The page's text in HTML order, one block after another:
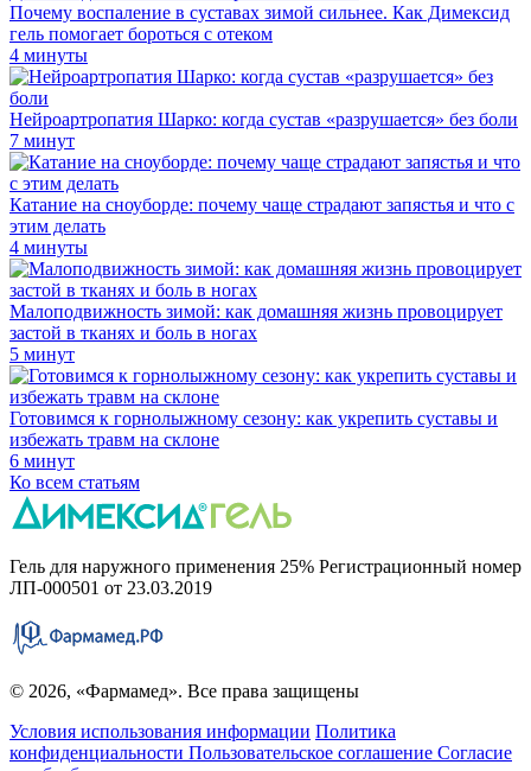
Почему воспаление в суставах зимой сильнее. Как Димексид
гель помогает бороться с отеком
4 минуты
Нейроартропатия Шарко: когда сустав «разрушается» без боли
7 минут
Катание на сноуборде: почему чаще страдают запястья и что с
этим делать
4 минуты
Малоподвижность зимой: как домашняя жизнь провоцирует
застой в тканях и боль в ногах
5 минут
Готовимся к горнолыжному сезону: как укрепить суставы и
избежать травм на склоне
6 минут
Ко всем статьям
Гель для наружного применения 25% Регистрационный номер
ЛП-000501 от 23.03.2019
© 2026, «Фармамед». Все права защищены
Условия использования информации Политика
конфиденциальности Пользовательское соглашение Согласие